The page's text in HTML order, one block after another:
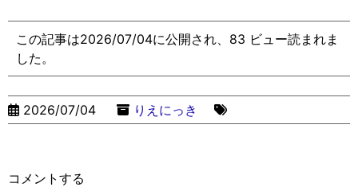
この記事は2026/07/04に公開され、83 ビュー読まれま
した。
2026/07/04 りえにっき
コメントする